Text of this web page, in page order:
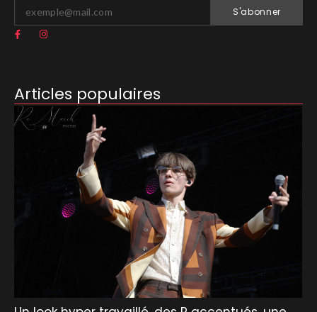
S'abonner
Articles populaires